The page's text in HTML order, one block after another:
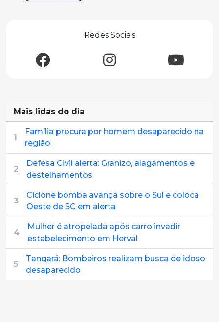
Redes Sociais
Mais lidas do dia
1
Família procura por homem desaparecido na
região
2
Defesa Civil alerta: Granizo, alagamentos e
destelhamentos
3
Ciclone bomba avança sobre o Sul e coloca
Oeste de SC em alerta
4
Mulher é atropelada após carro invadir
estabelecimento em Herval
5
Tangará: Bombeiros realizam busca de idoso
desaparecido